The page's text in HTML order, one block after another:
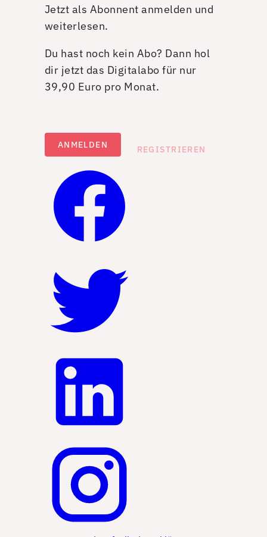
Jetzt als Abonnent anmelden und
weiterlesen.
Du hast noch kein Abo? Dann hol
dir jetzt das Digitalabo für nur
39,90 Euro pro Monat.
ANMELDEN REGISTRIEREN